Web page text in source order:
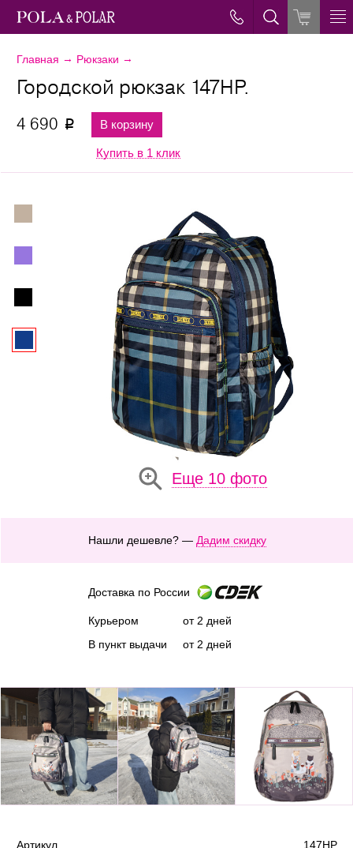
Главная → Рюкзаки →
Еще 10 фото
Городской рюкзак 147НР.
4 690 p В корзину
Купить в 1 клик
Нашли дешевле? — Дадим скидку
Доставка по России
Курьером
В пункт выдачи
от 2 дней
от 2 дней
Артикул 147НР